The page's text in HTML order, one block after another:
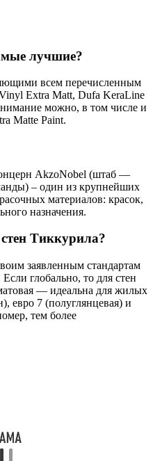
лучшие?
всем перечисленным
Extra Matt, Dufa KeraLine
можно, в том числе и
Matte Paint.
AkzoNobel (штаб —
– один из крупнейших
материалов: красок,
назначения.
Тиккурила?
заявленным стандартам
глобально, то для стен
— идеальна для жилых
евро 7 (полуглянцевая) и
тем более